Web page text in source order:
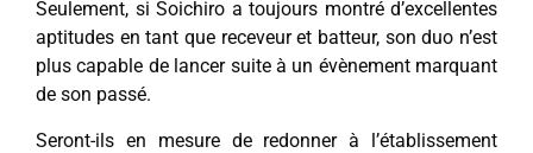
Seulement, si Soichiro a toujours montré d’excellentes
aptitudes en tant que receveur et batteur, son duo n’est
plus capable de lancer suite à un évènement marquant
de son passé.
Seront-ils en mesure de redonner à l’établissement